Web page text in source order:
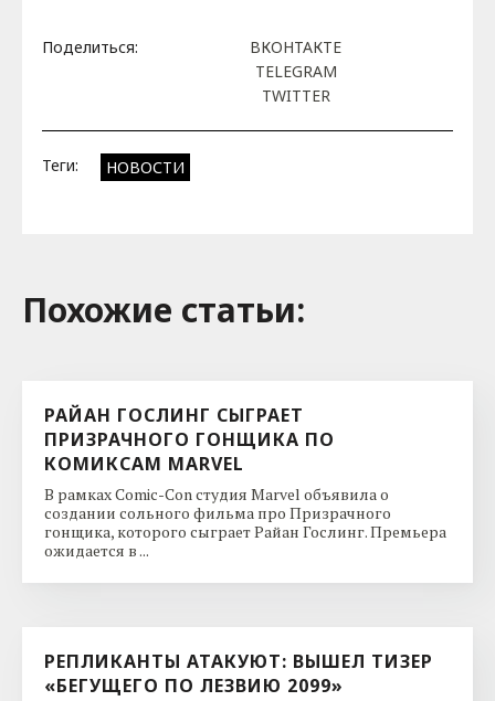
Поделиться:
ВКОНТАКТЕ
TELEGRAM
TWITTER
Теги: НОВОСТИ
Похожие cтатьи:
РАЙАН ГОСЛИНГ СЫГРАЕТ
ПРИЗРАЧНОГО ГОНЩИКА ПО
КОМИКСАМ MARVEL
В рамках Comic-Con студия Marvel объявила о
создании сольного фильма про Призрачного
гонщика, которого сыграет Райан Гослинг. Премьера
ожидается в ...
РЕПЛИКАНТЫ АТАКУЮТ: ВЫШЕЛ ТИЗЕР
«БЕГУЩЕГО ПО ЛЕЗВИЮ 2099»